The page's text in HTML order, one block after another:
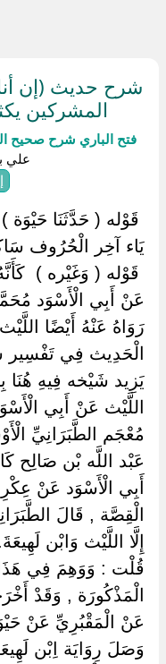
شرح حديث (إن
المشركين
فتح الباري شرح صحيح
علي
‏قَوْله ( حَدَّثَنَا حَيْوَة
يَاء آخِر الْحُرُوف
‏قَوْله ( وَغَيْره )
عَنْ أَبِي الْأَسْوَد
رَوَاهُ عَنْهُ أَيْضًا
الْحَدِيث فِي تَفْسِير
يَزِيد شَيْخه فِيهِ هُنَا
اللَّيْث عَنْ أَبِي
مُعْجَم الطَّبَرَانِيِّ
عَبْد اللَّه بْن صَالِح
أَبِي الْأَسْوَد عَنْ
الْقِصَّة , قَالَ
إِلَّا اللَّيْث وَابْن
قُلْت : وَوَهِمَ فِي هَذَا
الْمَذْكُورَة , وَقَدْ
عَنْ الْمَقْبُرِيِّ عَنْ
وَصَلَ رِوَايَة اِبْن